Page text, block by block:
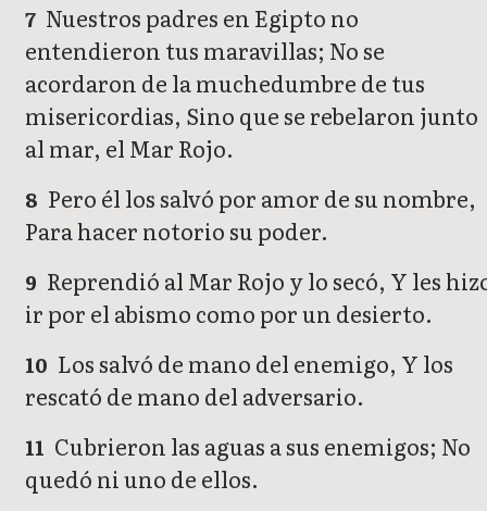
7 Nuestros padres en Egipto no
entendieron tus maravillas; No se
acordaron de la muchedumbre de tus
misericordias, Sino que se rebelaron junto
al mar, el Mar Rojo.
8 Pero él los salvó por amor de su nombre,
Para hacer notorio su poder.
9 Reprendió al Mar Rojo y lo secó, Y les
ir por el abismo como por un desierto.
10 Los salvó de mano del enemigo, Y los
rescató de mano del adversario.
11 Cubrieron las aguas a sus enemigos; No
quedó ni uno de ellos.